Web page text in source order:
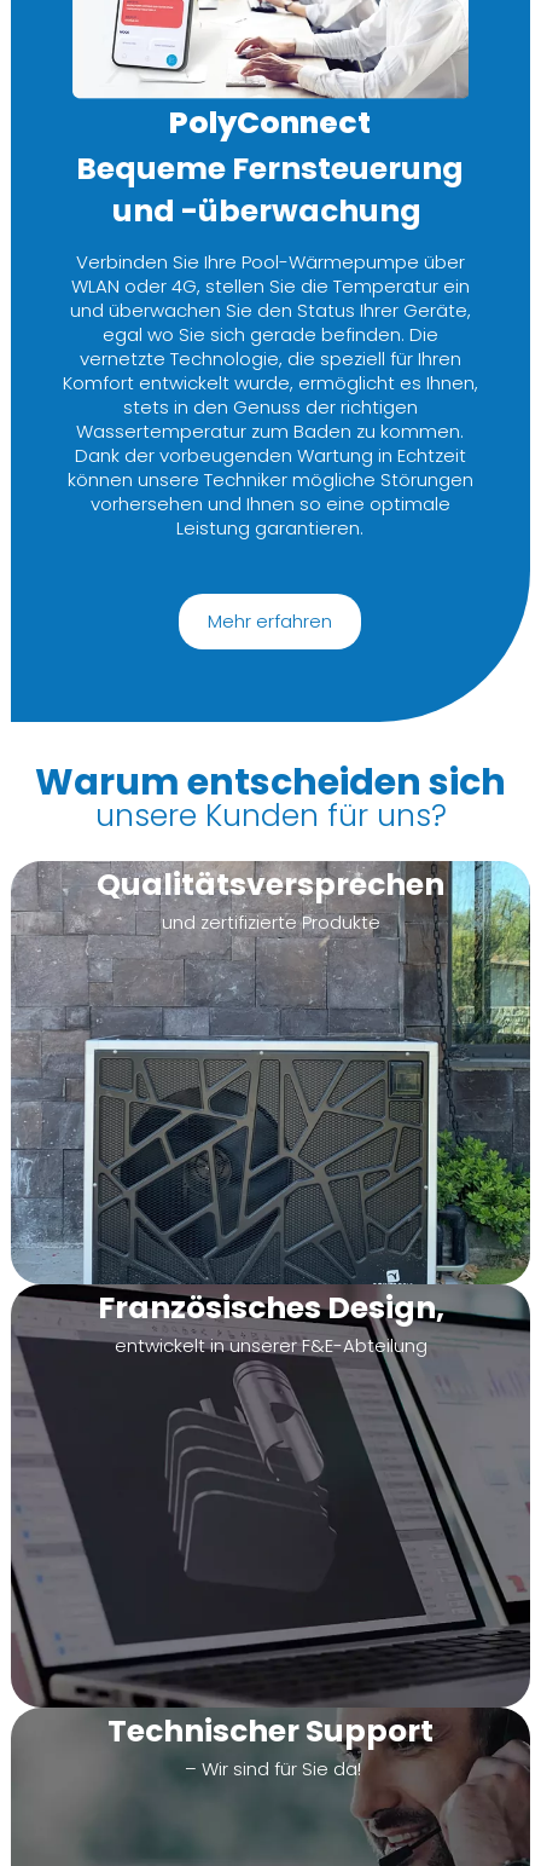
PolyConnect
Bequeme Fernsteuerung
und -überwachung
Verbinden Sie Ihre Pool-Wärmepumpe über
WLAN oder 4G, stellen Sie die Temperatur ein
und überwachen Sie den Status Ihrer Geräte,
egal wo Sie sich gerade befinden. Die
vernetzte Technologie, die speziell für Ihren
Komfort entwickelt wurde, ermöglicht es Ihnen,
stets in den Genuss der richtigen
Wassertemperatur zum Baden zu kommen.
Dank der vorbeugenden Wartung in Echtzeit
können unsere Techniker mögliche Störungen
vorhersehen und Ihnen so eine optimale
Leistung garantieren.
Mehr erfahren
Warum entscheiden sich
unsere Kunden für uns?
Qualitätsversprechen
und zertifizierte Produkte
Französisches Design,
entwickelt in unserer F&E-Abteilung
Technischer Support
– Wir sind für Sie da!